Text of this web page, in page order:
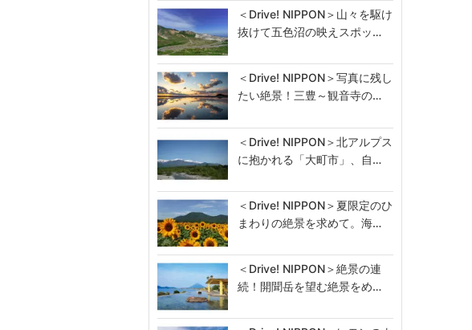
＜Drive! NIPPON＞山々を駆け
抜けて五色沼の映えスポッ…
＜Drive! NIPPON＞写真に残し
たい絶景！三豊～観音寺の…
＜Drive! NIPPON＞北アルプス
に抱かれる「大町市」、自…
＜Drive! NIPPON＞夏限定のひ
まわりの絶景を求めて。海…
＜Drive! NIPPON＞絶景の連
続！開聞岳を望む絶景をめ…